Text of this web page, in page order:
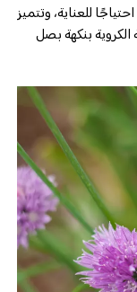
للعناية، وتتميز
الكروية بنكهة بصل